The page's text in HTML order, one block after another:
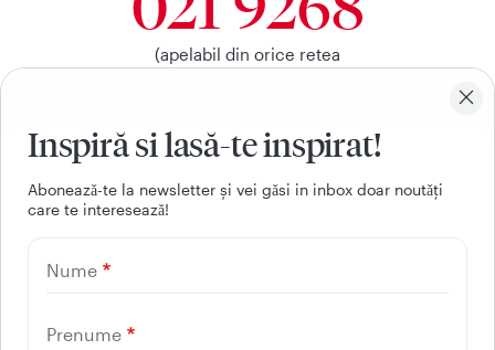
Inspiră si lasă-te inspirat!
Aboneazǎ-te la newsletter și vei gǎsi in inbox doar noutǎți
care te intereseazǎ!
Nume
Prenume
(apelabil din orice retea
REGINA MARIA